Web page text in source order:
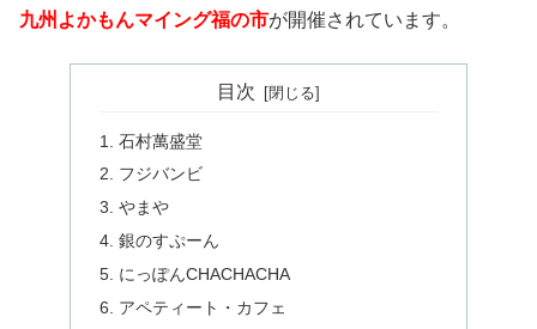
九州よかもんマイング福の市が開催されています。
目次
石村萬盛堂
フジバンビ
やまや
銀のすぷーん
にっぽんCHACHACHA
アペティート・カフェ